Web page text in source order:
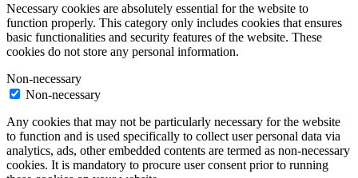
Necessary cookies are absolutely essential for the website to
function properly. This category only includes cookies that ensures
basic functionalities and security features of the website. These
cookies do not store any personal information.
Non-necessary
Non-necessary
Any cookies that may not be particularly necessary for the website
to function and is used specifically to collect user personal data via
analytics, ads, other embedded contents are termed as non-necessary
cookies. It is mandatory to procure user consent prior to running